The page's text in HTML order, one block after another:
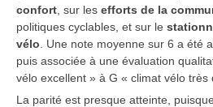
confort , sur les efforts de la
politiques cyclables, et sur le
vélo . Une note moyenne sur 6 a été
puis associée à une évaluation
vélo excellent » à G « climat vélo très
La parité est presque atteinte,